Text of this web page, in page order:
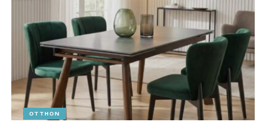
OTTHON